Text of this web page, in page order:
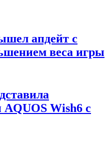
апдейт с
веса игры
AQUOS Wish6 с